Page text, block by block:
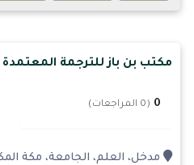
مكتب بن باز للترجمة المعتمدة
0 (0 المراجعات)
مدخل، العلم، الجامعة، مكة